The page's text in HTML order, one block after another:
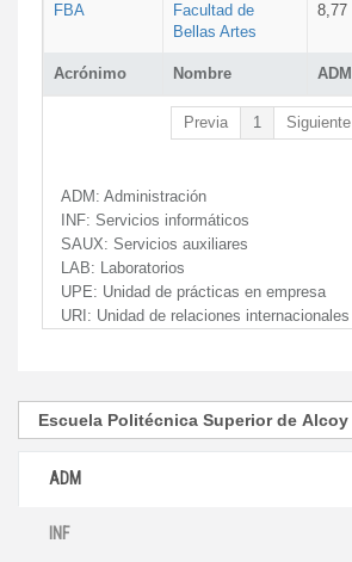
Acrónimo Nombre ADM
FBA
Facultad de
Bellas Artes
8,77
Previa 1 Siguiente
ADM: Administración
INF: Servicios informáticos
SAUX: Servicios auxiliares
LAB: Laboratorios
UPE: Unidad de prácticas en empresa
URI: Unidad de relaciones internacionales
ADM
INF